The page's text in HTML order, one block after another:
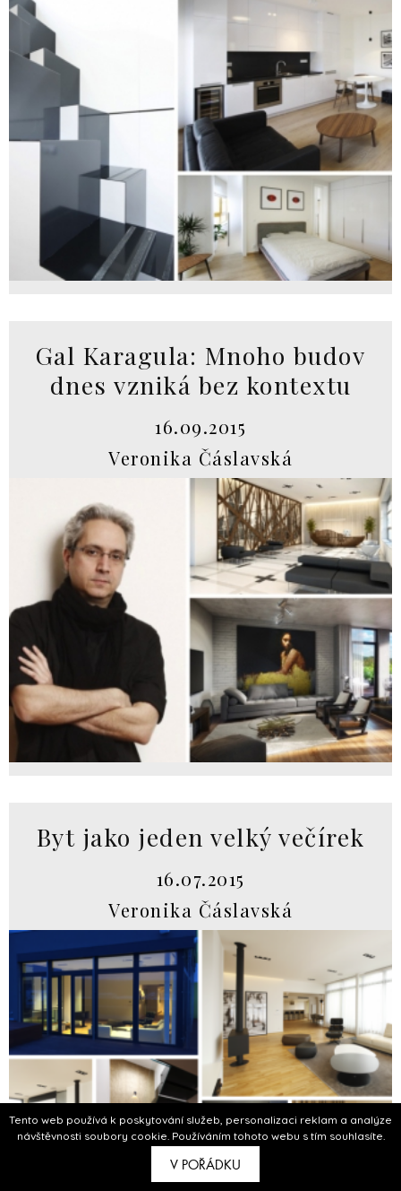
Tento web používá k poskytování služeb, personalizaci reklam a analýze
návštěvnosti soubory cookie. Používáním tohoto webu s tím souhlasíte.
V POŘÁDKU
Gal Karagula: Mnoho budov
dnes vzniká bez kontextu
16.09.2015
Veronika Čáslavská
Byt jako jeden velký večírek
16.07.2015
Veronika Čáslavská